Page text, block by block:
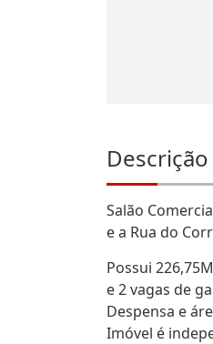
Salão
e a Rua do
Possui
e 2 vagas de
Despensa e
Imóvel é